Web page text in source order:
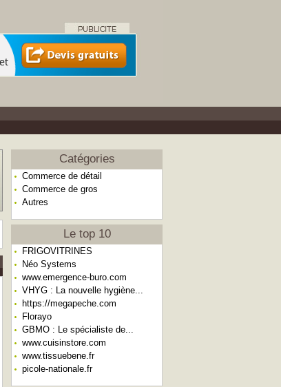
Catégories
Commerce de détail
Commerce de gros
Autres
Le top 10
FRIGOVITRINES
Néo Systems
www.emergence-buro.com
VHYG : La nouvelle hygiène...
https://megapeche.com
Florayo
GBMO : Le spécialiste de...
www.cuisinstore.com
www.tissuebene.fr
picole-nationale.fr